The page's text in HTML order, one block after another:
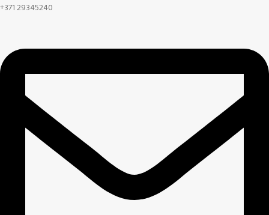
+371 29345240